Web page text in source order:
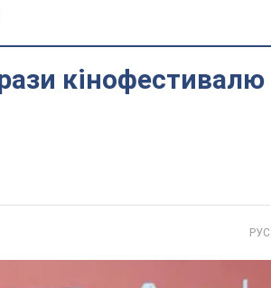
кінофестивалю
РУС